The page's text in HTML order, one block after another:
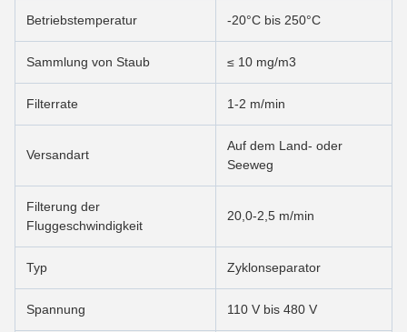
Betriebstemperatur -20°C bis 250°C
Sammlung von Staub ≤ 10 mg/m3
Filterrate 1-2 m/min
Versandart
Auf dem Land- oder
Seeweg
Filterung der
Fluggeschwindigkeit
20,0-2,5 m/min
Typ Zyklonseparator
Spannung 110 V bis 480 V